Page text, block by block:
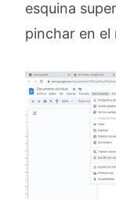
esquina
pinchar en